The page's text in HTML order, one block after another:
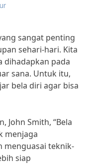
sangat penting
sehari-hari. Kita
dihadapkan pada
sana. Untuk itu,
bela diri agar bisa
John Smith, “Bela
menjaga
menguasai teknik-
siap